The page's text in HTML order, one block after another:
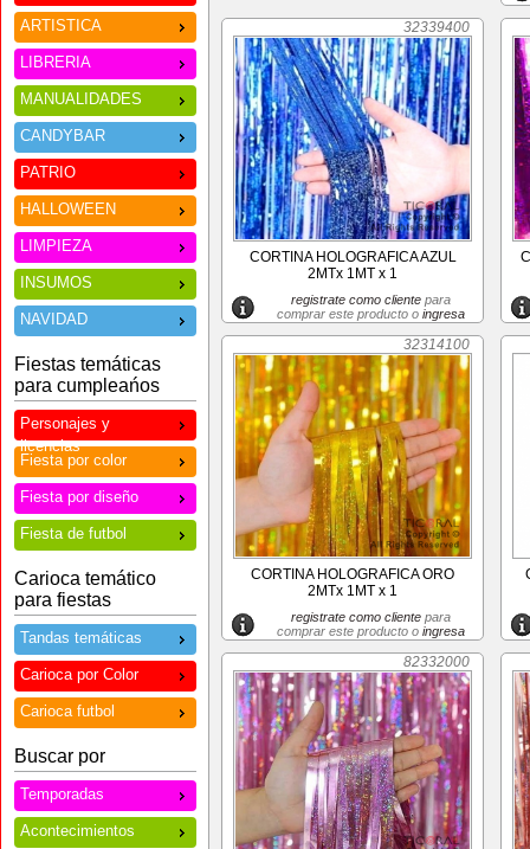
ARTISTICA
LIBRERIA
MANUALIDADES
CANDYBAR
PATRIO
HALLOWEEN
LIMPIEZA
INSUMOS
NAVIDAD
Fiestas temáticas
para cumpleańos
Personajes y
licencias
Fiesta por color
Fiesta por diseño
Fiesta de futbol
Carioca temático
para fiestas
Tandas temáticas
Carioca por Color
Carioca futbol
Buscar por
Temporadas
Acontecimientos
32339400
CORTINA HOLOGRAFICA AZUL
2MTx 1MT x 1
registrate como clientepara
comprar este producto o ingresa
32314100
CORTINA HOLOGRAFICA ORO
2MTx 1MT x 1
registrate como clientepara
comprar este producto o ingresa
82332000